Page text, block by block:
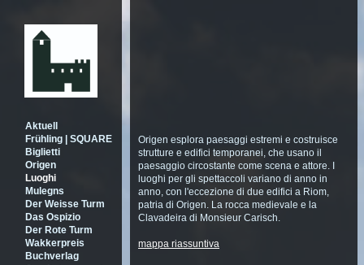
Aktuell
Frühling | SQUARE
Biglietti
Origen
Luoghi
Mulegns
Der Weisse Turm
Das Ospizio
Der Rote Turm
Wakkerpreis
Buchverlag
Origen esplora paesaggi estremi e costruisce
strutture e edifici temporanei, che usano il
paesaggio circostante come scena e attore. I
luoghi per gli spettaccoli variano di anno in
anno, con l'eccezione di due edifici a Riom,
patria di Origen. La rocca medievale e la
Clavadeira di Monsieur Carisch.
mappa riassuntiva